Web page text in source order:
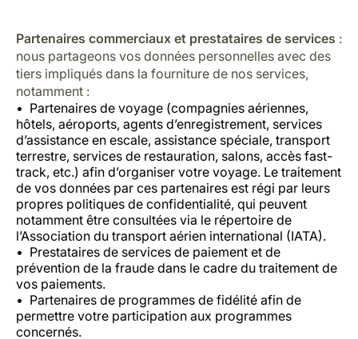
Partenaires commerciaux et prestataires de services :
nous partageons vos données personnelles avec des
tiers impliqués dans la fourniture de nos services,
notamment :
Partenaires de voyage (compagnies aériennes,
hôtels, aéroports, agents d’enregistrement, services
d’assistance en escale, assistance spéciale, transport
terrestre, services de restauration, salons, accès fast-
track, etc.) afin d’organiser votre voyage. Le traitement
de vos données par ces partenaires est régi par leurs
propres politiques de confidentialité, qui peuvent
notamment être consultées via le répertoire de
l’Association du transport aérien international (IATA).
Prestataires de services de paiement et de
prévention de la fraude dans le cadre du traitement de
vos paiements.
Partenaires de programmes de fidélité afin de
permettre votre participation aux programmes
concernés.